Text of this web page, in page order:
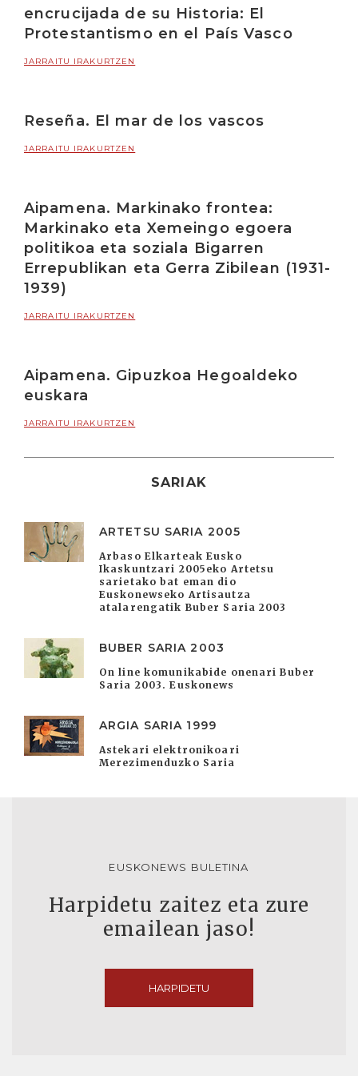
encrucijada de su Historia: El
Protestantismo en el País Vasco
JARRAITU IRAKURTZEN
Reseña. El mar de los vascos
JARRAITU IRAKURTZEN
Aipamena. Markinako frontea:
Markinako eta Xemeingo egoera
politikoa eta soziala Bigarren
Errepublikan eta Gerra Zibilean (1931-
1939)
JARRAITU IRAKURTZEN
Aipamena. Gipuzkoa Hegoaldeko
euskara
JARRAITU IRAKURTZEN
SARIAK
ARTETSU SARIA 2005
Arbaso Elkarteak Eusko
Ikaskuntzari 2005eko Artetsu
sarietako bat eman dio
Euskonewseko Artisautza
atalarengatik Buber Saria 2003
BUBER SARIA 2003
On line komunikabide onenari Buber
Saria 2003. Euskonews
ARGIA SARIA 1999
Astekari elektronikoari
Merezimenduzko Saria
EUSKONEWS BULETINA
Harpidetu zaitez eta zure
emailean jaso!
HARPIDETU